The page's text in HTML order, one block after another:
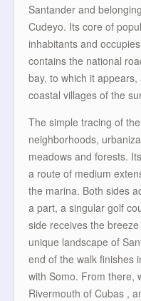
Santander and
Cudeyo. Its core of
inhabitants and
contains the national
bay, to which it
coastal villages of the
The simple tracing of
neighborhoods,
meadows and forests.
a route of medium
the marina. Both sides
a part, a singular golf
side receives the
unique landscape of
end of the walk finishes
with Somo. From there,
Rivermouth of Cubas ,